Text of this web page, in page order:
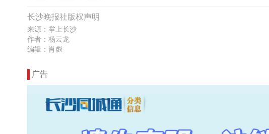
长沙晚报社版权声明
来源：掌上长沙
作者：杨云龙
编辑：肖彪
广告